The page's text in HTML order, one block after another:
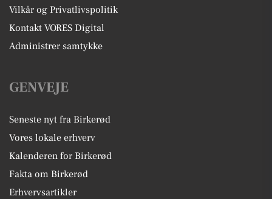
Vilkår og Privatlivspolitik
Kontakt VORES Digital
Administrer samtykke
GENVEJE
Seneste nyt fra Birkerød
Vores lokale erhverv
Kalenderen for Birkerød
Fakta om Birkerød
Erhvervsartikler